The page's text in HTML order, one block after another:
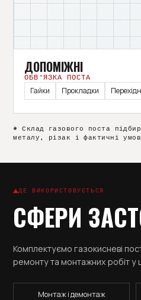
ДОПОМІЖНІ
ОБВ’ЯЗКА ПОСТА
Гайки
Прокладки
* Склад газового поста
металу, різак і фактичні
ДЕ ВИКОРИСТОВУЄТЬСЯ
СФЕРИ
Комплектуємо газокисневі
ремонту та монтажних робіт у
Монтаж і демонтаж